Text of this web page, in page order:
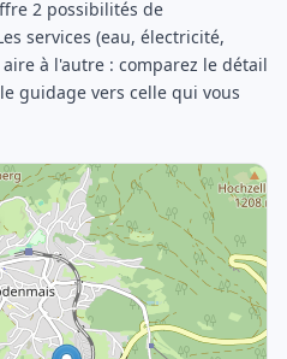
2 possibilités de
services (eau, électricité,
à l'autre : comparez le détail
guidage vers celle qui vous